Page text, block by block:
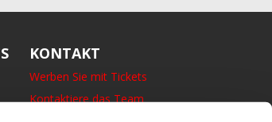
KONTAKT
Werben Sie mit Tickets
Kontaktiere das Team